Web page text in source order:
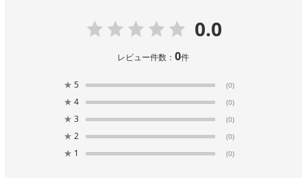
0.0
レビュー件数：0件
★ 5 (0)
★ 4 (0)
★ 3 (0)
★ 2 (0)
★ 1 (0)